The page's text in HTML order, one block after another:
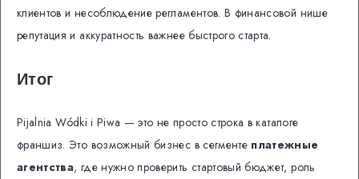
клиентов и несоблюдение регламентов. В финансовой нише
репутация и аккуратность важнее быстрого старта.
Итог
Pijalnia Wódki i Piwa — это не просто строка в каталоге
франшиз. Это возможный бизнес в сегменте платежные
агентства, где нужно проверить стартовый бюджет, роль